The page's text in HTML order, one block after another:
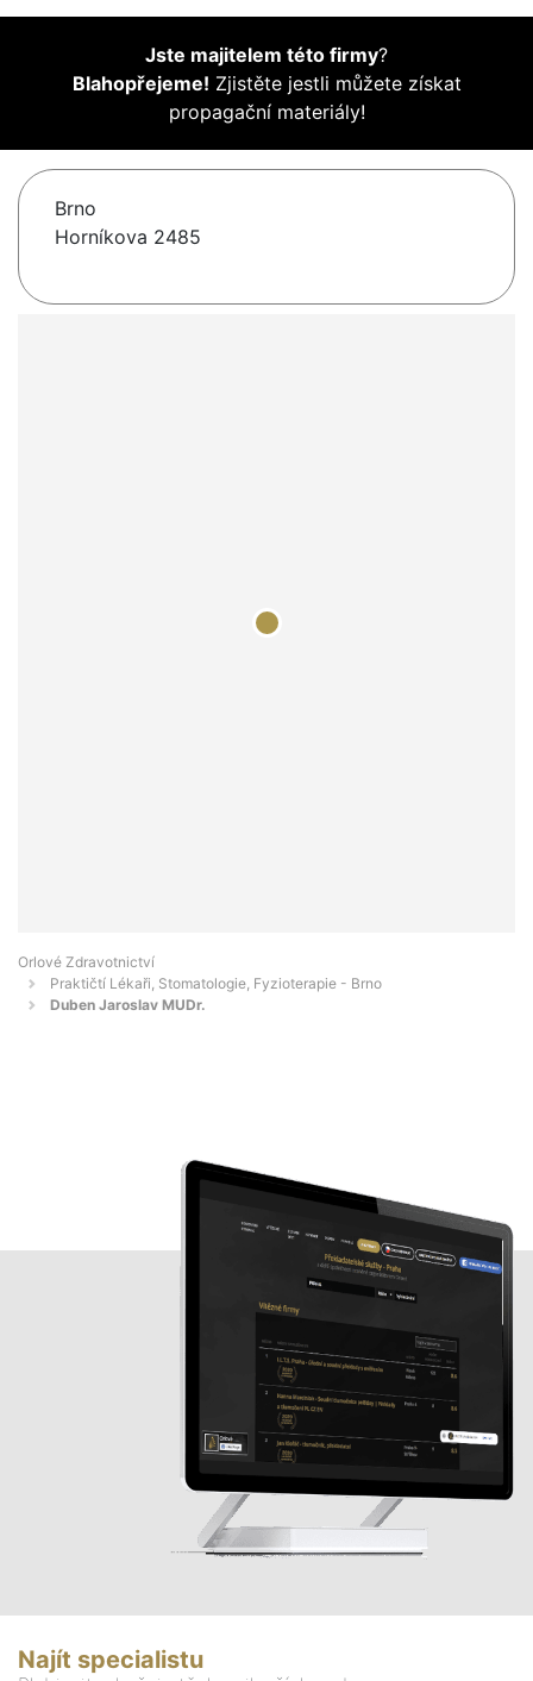
Jste majitelem této firmy?
Blahopřejeme! Zjistěte jestli můžete získat
propagační materiály!
Brno
Horníkova 2485
Orlové Zdravotnictví
Praktičtí Lékaři, Stomatologie, Fyzioterapie - Brno
Duben Jaroslav MUDr.
Najít specialistu